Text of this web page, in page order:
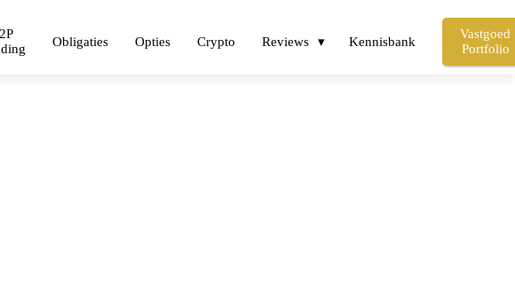
Obligaties Opties Crypto Reviews Kennisbank
Vastgoed
Portfolio